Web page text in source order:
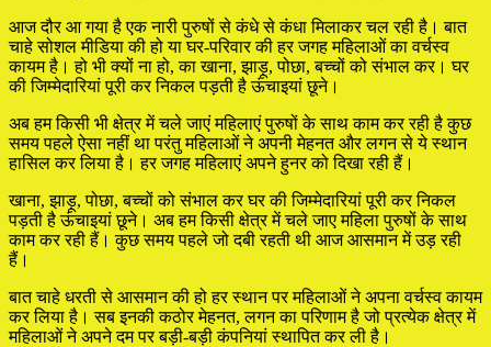
आज दौर आ गया है एक नारी पुरुषों से कंधे से कंधा मिलाकर चल रही है। बात
चाहे सोशल मीडिया की हो या घर-परिवार की हर जगह महिलाओं का वर्चस्व
कायम है। हो भी क्यों ना हो, का खाना, झाड़ू, पोछा, बच्चों को संभाल कर। घर
की जिम्मेदारियां पूरी कर निकल पड़ती है ऊंचाइयां छूने।
अब हम किसी भी क्षेत्र में चले जाएं महिलाएं पुरुषों के साथ काम कर रही है कुछ
समय पहले ऐसा नहीं था परंतु महिलाओं ने अपनी मेहनत और लगन से ये स्थान
हासिल कर लिया है। हर जगह महिलाएं अपने हुनर को दिखा रही हैं।
खाना, झाड़ू, पोछा, बच्चों को संभाल कर घर की जिम्मेदारियां पूरी कर निकल
पड़ती है ऊंचाइयां छूने। अब हम किसी क्षेत्र में चले जाए महिला पुरुषों के साथ
काम कर रही हैं। कुछ समय पहले जो दबी रहती थी आज आसमान में उड़ रही
हैं।
बात चाहे धरती से आसमान की हो हर स्थान पर महिलाओं ने अपना वर्चस्व कायम
कर लिया है। सब इनकी कठोर मेहनत, लगन का परिणाम है जो प्रत्येक क्षेत्र में
महिलाओं ने अपने दम पर बड़ी-बड़ी कंपनियां स्थापित कर ली है।